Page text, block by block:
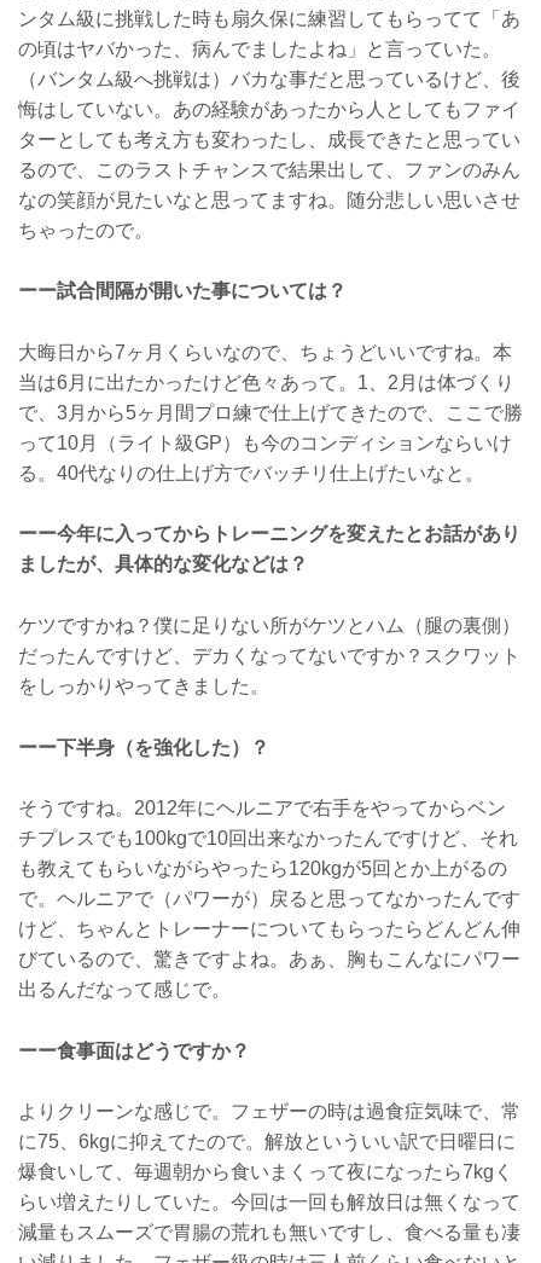
ンタム級に挑戦した時も扇久保に練習してもらってて「あ
の頃はヤバかった、病んでましたよね」と言っていた。
（バンタム級へ挑戦は）バカな事だと思っているけど、後
悔はしていない。あの経験があったから人としてもファイ
ターとしても考え方も変わったし、成長できたと思ってい
るので、このラストチャンスで結果出して、ファンのみん
なの笑顔が見たいなと思ってますね。随分悲しい思いさせ
ちゃったので。
ーー試合間隔が開いた事については？
大晦日から7ヶ月くらいなので、ちょうどいいですね。本
当は6月に出たかったけど色々あって。1、2月は体づくり
で、3月から5ヶ月間プロ練で仕上げてきたので、ここで勝
って10月（ライト級GP）も今のコンディションならいけ
る。40代なりの仕上げ方でバッチリ仕上げたいなと。
ーー今年に入ってからトレーニングを変えたとお話があり
ましたが、具体的な変化などは？
ケツですかね？僕に足りない所がケツとハム（腿の裏側）
だったんですけど、デカくなってないですか？スクワット
をしっかりやってきました。
ーー下半身（を強化した）？
そうですね。2012年にヘルニアで右手をやってからベン
チプレスでも100kgで10回出来なかったんですけど、それ
も教えてもらいながらやったら120kgが5回とか上がるの
で。ヘルニアで（パワーが）戻ると思ってなかったんです
けど、ちゃんとトレーナーについてもらったらどんどん伸
びているので、驚きですよね。あぁ、胸もこんなにパワー
出るんだなって感じで。
ーー食事面はどうですか？
よりクリーンな感じで。フェザーの時は過食症気味で、常
に75、6kgに抑えてたので。解放といういい訳で日曜日に
爆食いして、毎週朝から食いまくって夜になったら7kgく
らい増えたりしていた。今回は一回も解放日は無くなって
減量もスムーズで胃腸の荒れも無いですし、食べる量も凄